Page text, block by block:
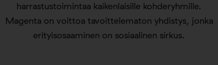
harrastustoimintaa kaikenlaisille kohderyhmille.
Magenta on voittoa tavoittelematon yhdistys, jonka
erityisosaaminen on sosiaalinen sirkus.